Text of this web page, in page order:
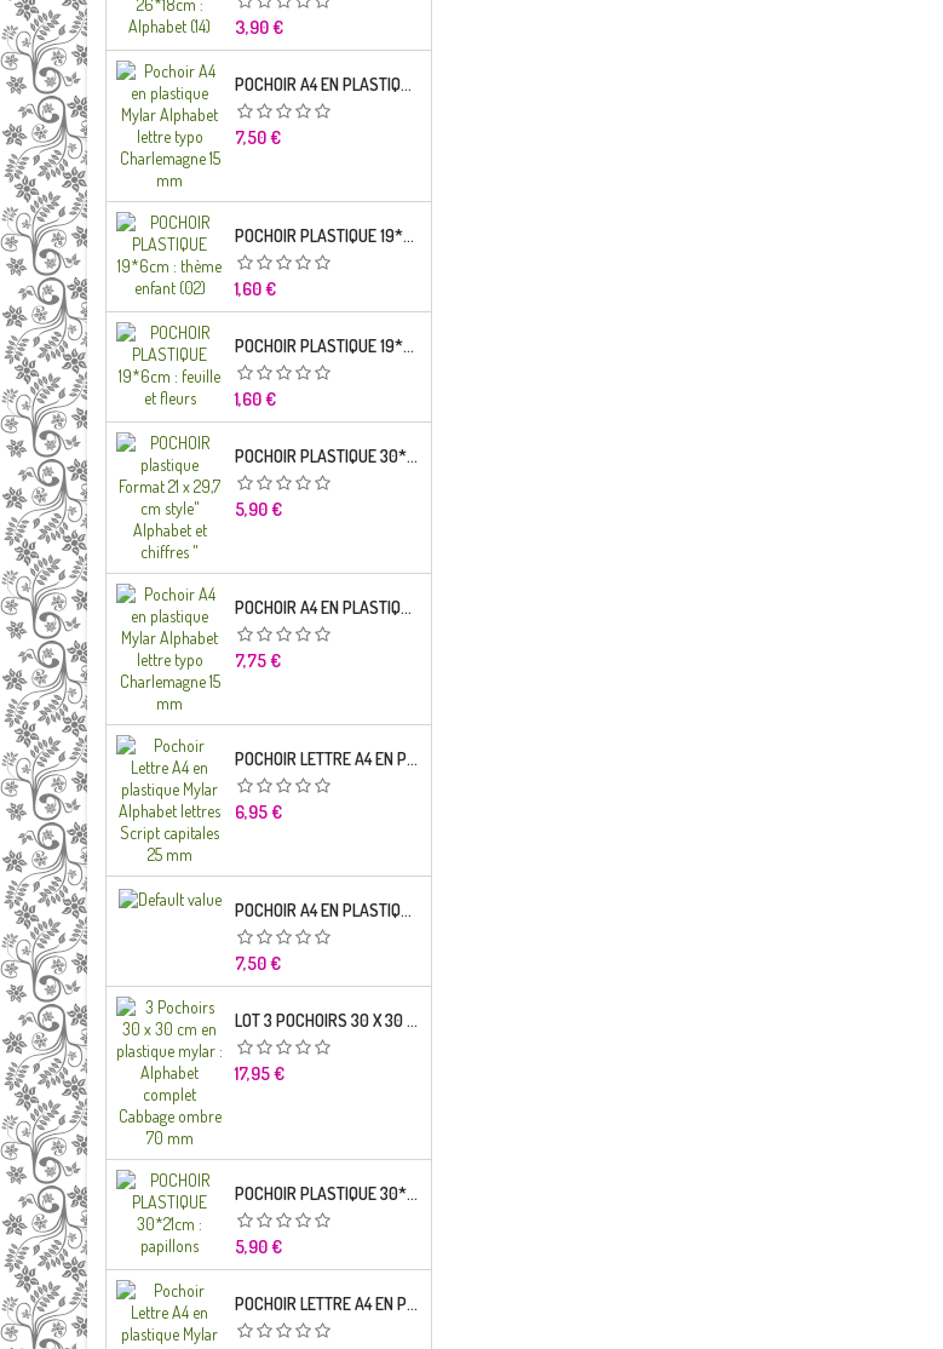
Prix
3,90 €
POCHOIR A4 EN PLASTIQUE MYLAR ALPHABET LETTRE TYPO CHARLEMAGNE
Prix
7,50 €
POCHOIR PLASTIQUE 19*6CM : THÈME ENFANT (02)
Prix
1,60 €
POCHOIR PLASTIQUE 19*6CM : FEUILLE ET FLEURS
Prix
1,60 €
POCHOIR PLASTIQUE 30*21CM : ALPHABET (02)
Prix
5,90 €
POCHOIR A4 EN PLASTIQUE MYLAR ALPHABET LETTRE TYPO RAVIE 30 MM
Prix
7,75 €
POCHOIR LETTRE A4 EN PLASTIQUE MYLAR ALPHABET LETTRES SCRIPT CAPITALES 25 MM
Prix
6,95 €
POCHOIR A4 EN PLASTIQUE MYLAR ALPHABET LETTRE TYPO SCIENCE 35 MM
Prix
7,50 €
LOT 3 POCHOIRS 30 X 30 CM EN PLASTIQUE MYLAR : ALPHABET COMPLET CABBAGE OMBRE 70 MM
Prix
17,95 €
POCHOIR PLASTIQUE 30*21CM : PAPILLONS
Prix
5,90 €
POCHOIR LETTRE A4 EN PLASTIQUE MYLAR ALPHABET LETTRES BRODWAY CAPITALES 20 MM